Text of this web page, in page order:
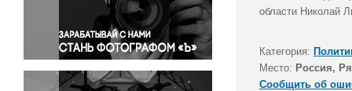
Правосудие
Происшествия и конфликты
Религия
Светская жизнь
области Николай
Категория:
Место: Россия,
Сообщить об